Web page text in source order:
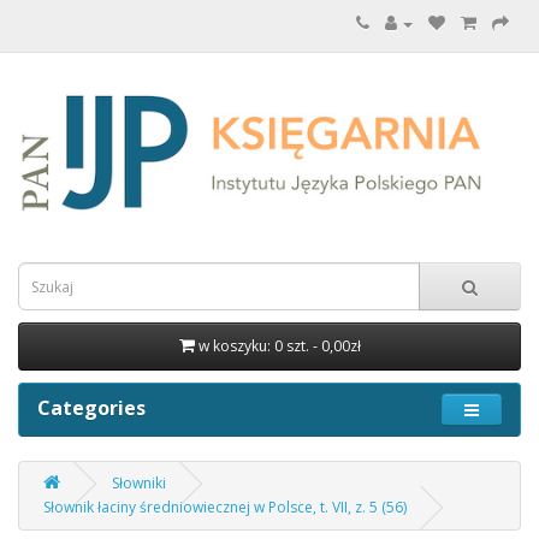
w koszyku: 0 szt. - 0,00zł
Categories
Słowniki
Słownik łaciny średniowiecznej w Polsce, t. VII, z. 5 (56)